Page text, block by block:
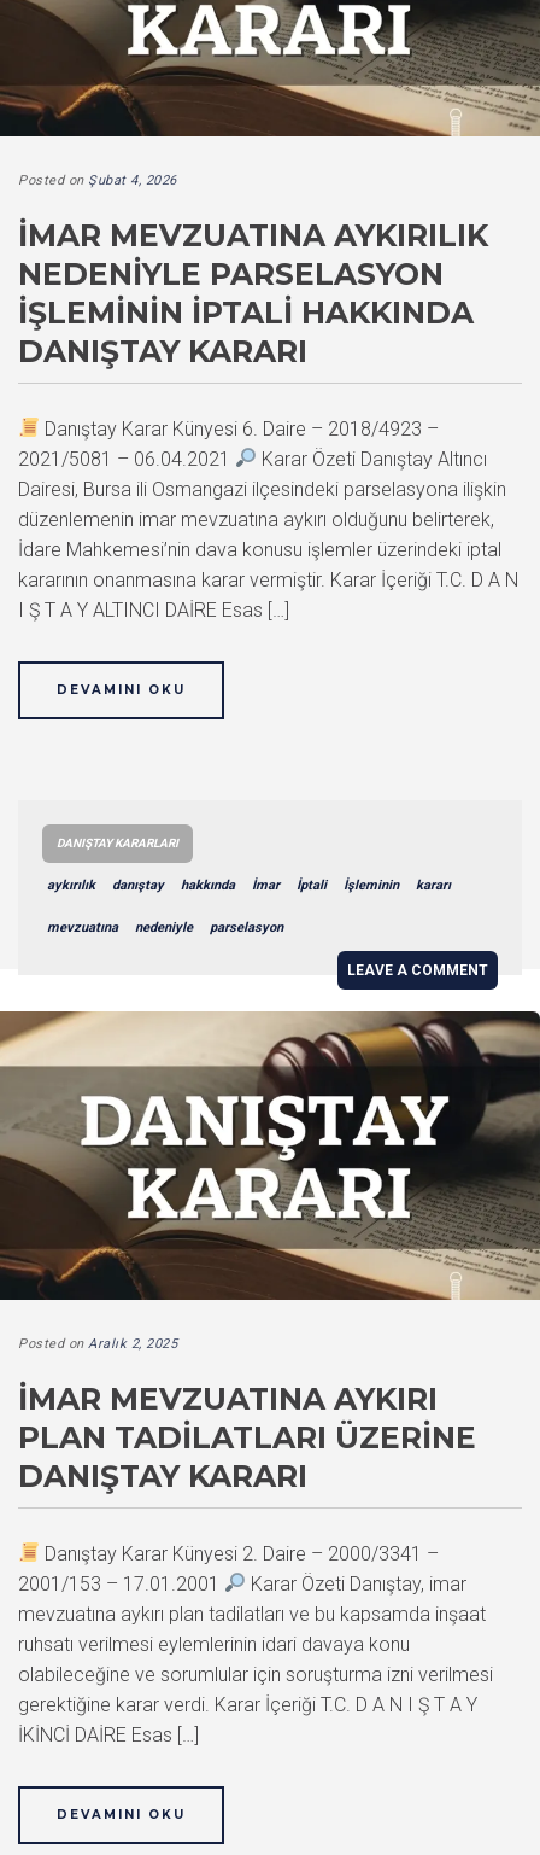
Posted on Şubat 4, 2026
İMAR MEVZUATINA AYKIRILIK
NEDENIYLE PARSELASYON
İŞLEMININ İPTALI HAKKINDA
DANIŞTAY KARARI
Danıştay Karar Künyesi 6. Daire – 2018/4923 –
2021/5081 – 06.04.2021
Karar Özeti Danıştay Altıncı
Dairesi, Bursa ili Osmangazi ilçesindeki parselasyona ilişkin
düzenlemenin imar mevzuatına aykırı olduğunu belirterek,
İdare Mahkemesi’nin dava konusu işlemler üzerindeki iptal
kararının onanmasına karar vermiştir. Karar İçeriği T.C. D A N
I Ş T A Y ALTINCI DAİRE Esas […]
DEVAMINI OKU
DANIŞTAY KARARLARI
aykırılık danıştay hakkında İmar İptali İşleminin kararı
mevzuatına nedeniyle parselasyon
LEAVE A COMMENT
Posted on Aralık 2, 2025
İMAR MEVZUATINA AYKIRI
PLAN TADILATLARI ÜZERINE
DANIŞTAY KARARI
Danıştay Karar Künyesi 2. Daire – 2000/3341 –
2001/153 – 17.01.2001
Karar Özeti Danıştay, imar
mevzuatına aykırı plan tadilatları ve bu kapsamda inşaat
ruhsatı verilmesi eylemlerinin idari davaya konu
olabileceğine ve sorumlular için soruşturma izni verilmesi
gerektiğine karar verdi. Karar İçeriği T.C. D A N I Ş T A Y
İKİNCİ DAİRE Esas […]
DEVAMINI OKU